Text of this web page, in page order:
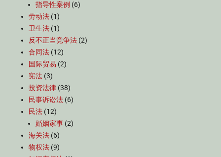
指导性案例 (6)
劳动法 (1)
卫生法 (1)
反不正当竞争法 (2)
合同法 (12)
国际贸易 (2)
宪法 (3)
投资法律 (38)
民事诉讼法 (6)
民法 (12)
婚姻家事 (2)
海关法 (6)
物权法 (9)